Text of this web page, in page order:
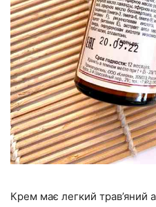
Крем має легкий трав’яний